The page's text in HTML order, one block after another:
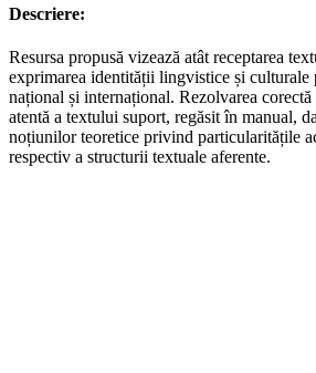
Descriere:
Resursa propusă vizează atât receptarea
exprimarea identității lingvistice și
național și internațional. Rezolvarea corectă
atentă a textului suport, regăsit în manual,
noțiunilor teoretice privind particularitățile
respectiv a structurii textuale aferente.